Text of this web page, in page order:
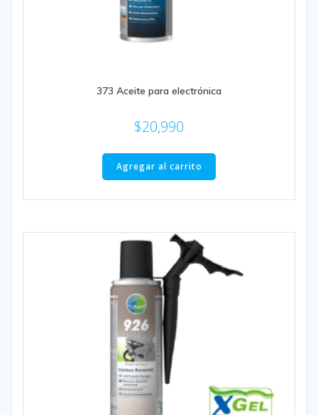
373 Aceite para electrónica
$20,990
Agregar al carrito